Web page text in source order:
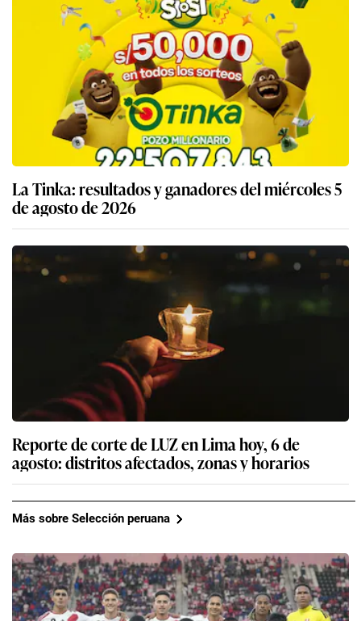
La Tinka: resultados y ganadores del miércoles 5
de agosto de 2026
Reporte de corte de LUZ en Lima hoy, 6 de
agosto: distritos afectados, zonas y horarios
Más sobre Selección peruana